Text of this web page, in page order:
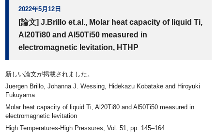
2022年5月12日
[論文] J.Brillo et.al., Molar heat capacity of liquid Ti,
Al20Ti80 and Al50Ti50 measured in
electromagnetic levitation, HTHP
新しい論文が掲載されました。
Juergen Brillo, Johanna J. Wessing, Hidekazu Kobatake and Hiroyuki
Fukuyama
Molar heat capacity of liquid Ti, Al20Ti80 and Al50Ti50 measured in
electromagnetic levitation
High Temperatures-High Pressures, Vol. 51, pp. 145–164